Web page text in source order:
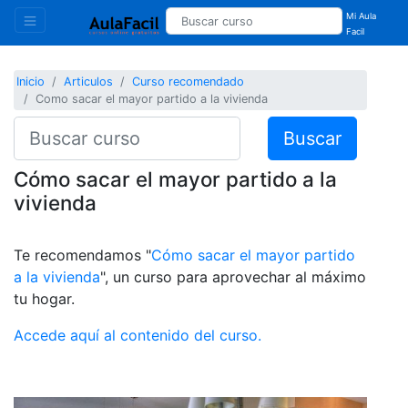
Mi Aula
Facil
Inicio Articulos
Curso recomendado
Como sacar el mayor partido a la vivienda
Buscar
Cómo sacar el mayor partido a la
vivienda
Te recomendamos "Cómo sacar el mayor partido
a la vivienda", un curso para aprovechar al máximo
tu hogar.
Accede aquí al contenido del curso.